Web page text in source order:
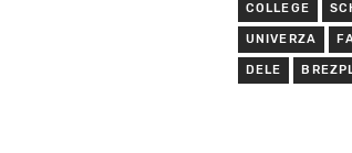
COLLEGE
UNIVERZA
DELE